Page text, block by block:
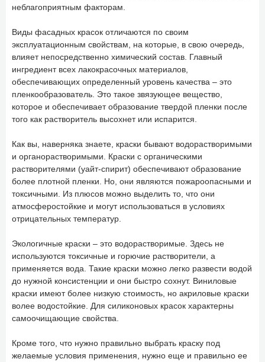
неблагоприятным факторам.
Виды фасадных красок отличаются по своим
эксплуатационным свойствам, на которые, в свою очередь,
влияет непосредственно химический состав. Главный
ингредиент всех лакокрасочных материалов,
обеспечивающих определенный уровень качества – это
пленкообразователь. Это такое звязующее вещество,
которое и обеспечивает образование твердой пленки после
того как растворитель высохнет или испарится.
Как вы, наверняка знаете, краски бывают водорастворимыми
и органорастворимыми. Краски с органическими
растворителями (уайт-спирит) обеспечивают образование
более плотной пленки. Но, они являются пожароопасными и
токсичными. Из плюсов можно выделить то, что они
атмосферостойкие и могут использоваться в условиях
отрицательных температур.
Экологичные краски – это водорастворимые. Здесь не
используются токсичные и горючие растворители, а
применяется вода. Такие краски можно легко развести водой
до нужной консистенции и они быстро сохнут. Виниловые
краски имеют более низкую стоимость, но акриловые краски
волее водостойкие. Для силиконовых красок характерны
самоочищающие свойства.
Кроме того, что нужно правильно выбрать краску под
желаемые условия применения, нужно еще и правильно ее